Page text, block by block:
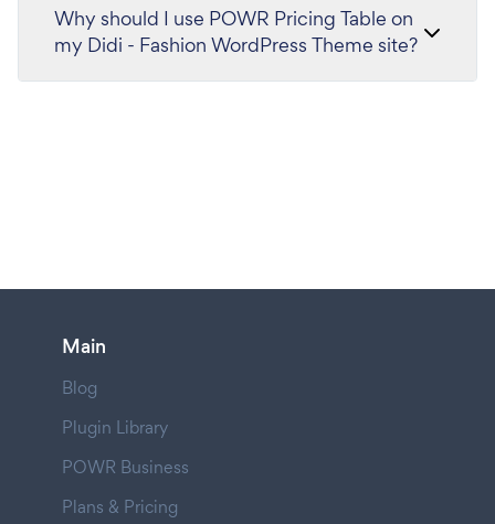
Why should I use POWR Pricing Table on
my Didi - Fashion WordPress Theme site?
Main
Blog
Plugin Library
POWR Business
Plans & Pricing